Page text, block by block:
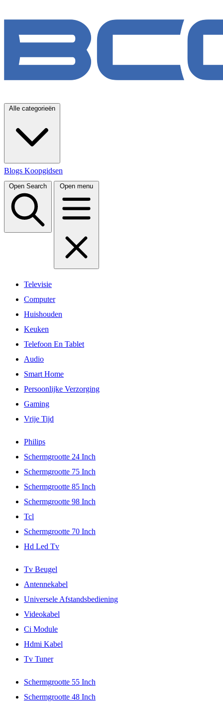
Alle categorieën
Blogs Koopgidsen
Open Search Open menu
Televisie
Computer
Huishouden
Keuken
Telefoon En Tablet
Audio
Smart Home
Persoonlijke Verzorging
Gaming
Vrije Tijd
Philips
Schermgrootte 24 Inch
Schermgrootte 75 Inch
Schermgrootte 85 Inch
Schermgrootte 98 Inch
Tcl
Schermgrootte 70 Inch
Hd Led Tv
Tv Beugel
Antennekabel
Universele Afstandsbediening
Videokabel
Ci Module
Hdmi Kabel
Tv Tuner
Schermgrootte 55 Inch
Schermgrootte 48 Inch